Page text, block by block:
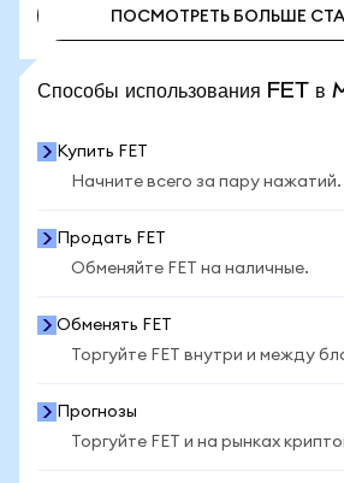
ПОСМОТРЕТЬ БОЛЬШЕ
Способы использования FET
Купить FET
Начните всего за пару нажатий.
Продать FET
Обменяйте FET на наличные.
Обменять FET
Торгуйте FET внутри и между
Прогнозы
Торгуйте FET и на рынках